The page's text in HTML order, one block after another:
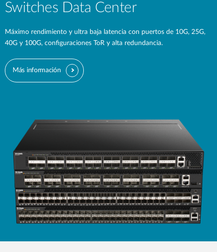
Switches Data Center
Máximo rendimiento y ultra baja latencia con puertos de 10G, 25G,
40G y 100G, configuraciones ToR y alta redundancia.
Más información